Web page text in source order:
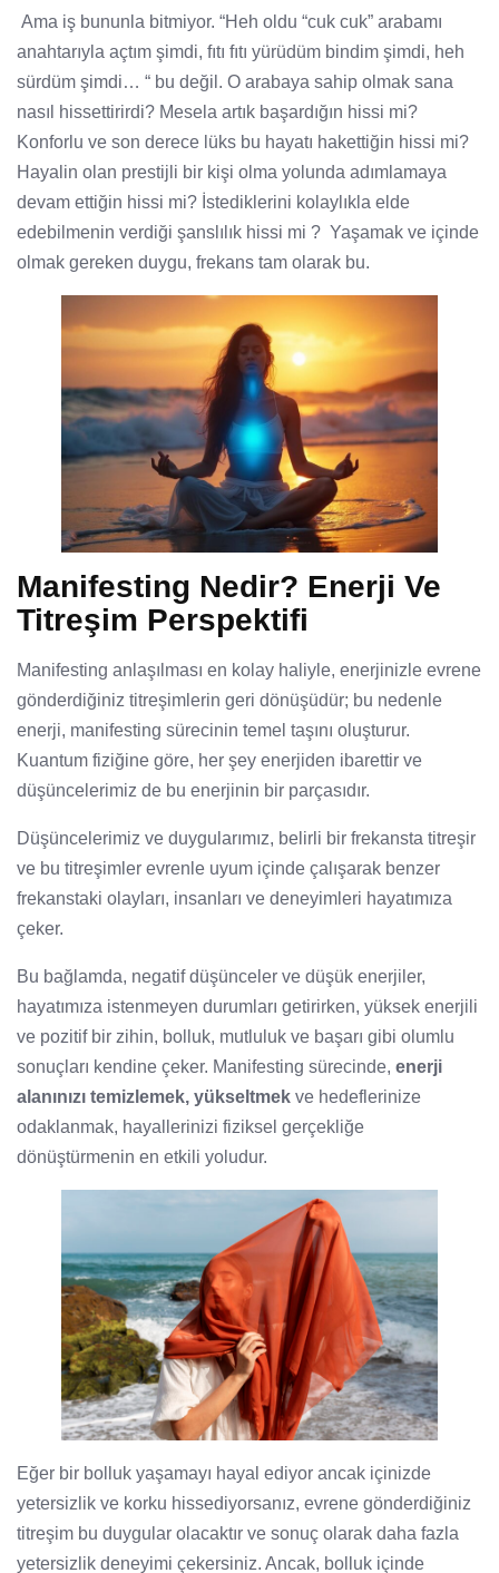
Ama iş bununla bitmiyor. “Heh oldu “cuk cuk” arabamı
anahtarıyla açtım şimdi, fıtı fıtı yürüdüm bindim şimdi, heh
sürdüm şimdi… “ bu değil. O arabaya sahip olmak sana
nasıl hissettirirdi? Mesela artık başardığın hissi mi?
Konforlu ve son derece lüks bu hayatı hakettiğin hissi mi?
Hayalin olan prestijli bir kişi olma yolunda adımlamaya
devam ettiğin hissi mi? İstediklerini kolaylıkla elde
edebilmenin verdiği şanslılık hissi mi ? Yaşamak ve içinde
olmak gereken duygu, frekans tam olarak bu.
Manifesting Nedir? Enerji Ve
Titreşim Perspektifi
Manifesting anlaşılması en kolay haliyle, enerjinizle evrene
gönderdiğiniz titreşimlerin geri dönüşüdür; bu nedenle
enerji, manifesting sürecinin temel taşını oluşturur.
Kuantum fiziğine göre, her şey enerjiden ibarettir ve
düşüncelerimiz de bu enerjinin bir parçasıdır.
Düşüncelerimiz ve duygularımız, belirli bir frekansta titreşir
ve bu titreşimler evrenle uyum içinde çalışarak benzer
frekanstaki olayları, insanları ve deneyimleri hayatımıza
çeker.
Bu bağlamda, negatif düşünceler ve düşük enerjiler,
hayatımıza istenmeyen durumları getirirken, yüksek enerjili
ve pozitif bir zihin, bolluk, mutluluk ve başarı gibi olumlu
sonuçları kendine çeker. Manifesting sürecinde, enerji
alanınızı temizlemek, yükseltmek ve hedeflerinize
odaklanmak, hayallerinizi fiziksel gerçekliğe
dönüştürmenin en etkili yoludur.
Eğer bir bolluk yaşamayı hayal ediyor ancak içinizde
yetersizlik ve korku hissediyorsanız, evrene gönderdiğiniz
titreşim bu duygular olacaktır ve sonuç olarak daha fazla
yetersizlik deneyimi çekersiniz. Ancak, bolluk içinde